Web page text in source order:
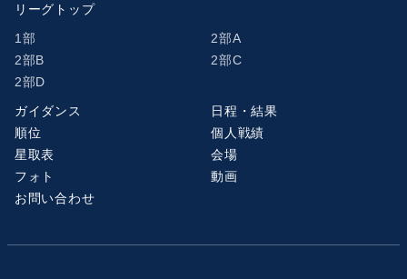
リーグトップ
1部
2部A
2部B
2部C
2部D
ガイダンス
日程・結果
順位
個人戦績
星取表
会場
フォト
動画
お問い合わせ